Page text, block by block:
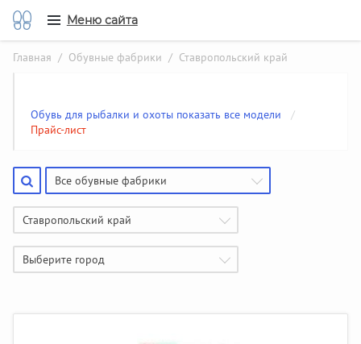
Меню сайта
Главная / Обувные фабрики / Ставропольский край
Обувь для рыбалки и охоты показать все модели
/
Прайс-лист
Все обувные фабрики
Ставропольский край
Выберите город